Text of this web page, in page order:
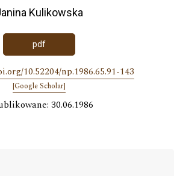
Kulikowska
pdf
10.52204/np.1986.65.91-143
[Google Scholar]
30.06.1986